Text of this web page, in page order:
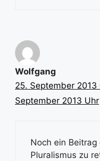
Wolfgang
25. September
September 2013 Uhr
Noch ein Beitrag
Pluralismus zu